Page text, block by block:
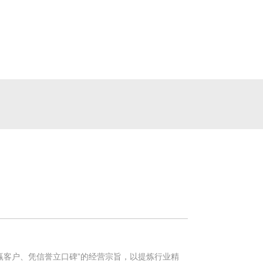
户、凭信誉立口碑”的经营宗旨，以提炼行业精